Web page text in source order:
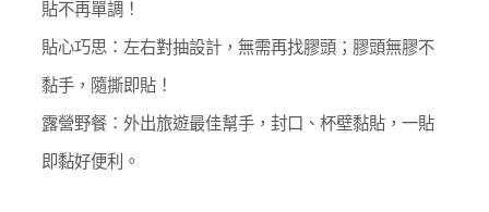
貼不再單調！
貼心巧思：左右對抽設計，無需再找膠頭；膠頭無膠不
黏手，隨撕即貼！
露營野餐：外出旅遊最佳幫手，封口、杯壁黏貼，一貼
即黏好便利。